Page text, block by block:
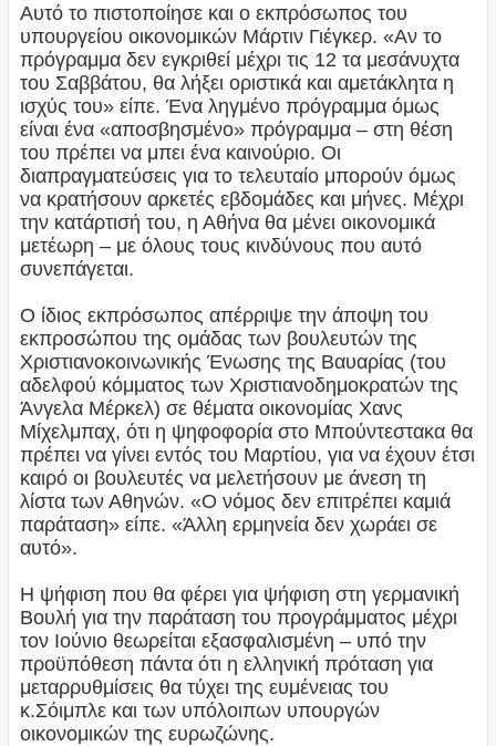
Αυτό το πιστοποίησε και ο εκπρόσωπος του
υπουργείου οικονομικών Μάρτιν Γιέγκερ. «Αν το
πρόγραμμα δεν εγκριθεί μέχρι τις 12 τα μεσάνυχτα
του Σαββάτου, θα λήξει οριστικά και αμετάκλητα η
ισχύς του» είπε. Ένα ληγμένο πρόγραμμα όμως
είναι ένα «αποσβησμένο» πρόγραμμα – στη θέση
του πρέπει να μπει ένα καινούριο. Οι
διαπραγματεύσεις για το τελευταίο μπορούν όμως
να κρατήσουν αρκετές εβδομάδες και μήνες. Μέχρι
την κατάρτισή του, η Αθήνα θα μένει οικονομικά
μετέωρη – με όλους τους κινδύνους που αυτό
συνεπάγεται.
Ο ίδιος εκπρόσωπος απέρριψε την άποψη του
εκπροσώπου της ομάδας των βουλευτών της
Χριστιανοκοινωνικής Ένωσης της Βαυαρίας (του
αδελφού κόμματος των Χριστιανοδημοκρατών της
Άνγελα Μέρκελ) σε θέματα οικονομίας Χανς
Μίχελμπαχ, ότι η ψηφοφορία στο Μπούντεστακα θα
πρέπει να γίνει εντός του Μαρτίου, για να έχουν έτσι
καιρό οι βουλευτές να μελετήσουν με άνεση τη
λίστα των Αθηνών. «Ο νόμος δεν επιτρέπει καμιά
παράταση» είπε. «Άλλη ερμηνεία δεν χωράει σε
αυτό».
Η ψήφιση που θα φέρει για ψήφιση στη γερμανική
Βουλή για την παράταση του προγράμματος μέχρι
τον Ιούνιο θεωρείται εξασφαλισμένη – υπό την
προϋπόθεση πάντα ότι η ελληνική πρόταση για
μεταρρυθμίσεις θα τύχει της ευμένειας του
κ.Σόιμπλε και των υπόλοιπων υπουργών
οικονομικών της ευρωζώνης.